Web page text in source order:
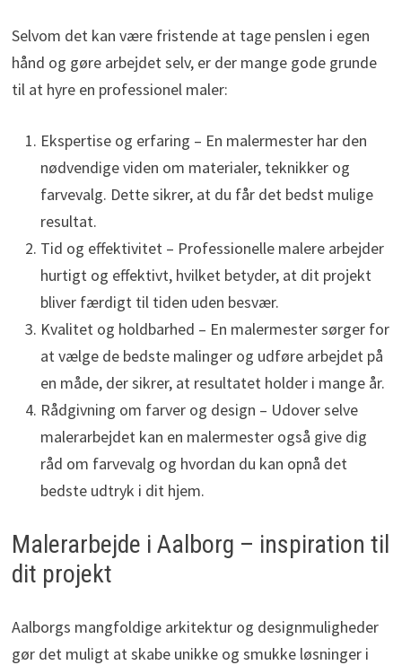
Selvom det kan være fristende at tage penslen i egen
hånd og gøre arbejdet selv, er der mange gode grunde
til at hyre en professionel maler:
Ekspertise og erfaring – En malermester har den
nødvendige viden om materialer, teknikker og
farvevalg. Dette sikrer, at du får det bedst mulige
resultat.
Tid og effektivitet – Professionelle malere arbejder
hurtigt og effektivt, hvilket betyder, at dit projekt
bliver færdigt til tiden uden besvær.
Kvalitet og holdbarhed – En malermester sørger for
at vælge de bedste malinger og udføre arbejdet på
en måde, der sikrer, at resultatet holder i mange år.
Rådgivning om farver og design – Udover selve
malerarbejdet kan en malermester også give dig
råd om farvevalg og hvordan du kan opnå det
bedste udtryk i dit hjem.
Malerarbejde i Aalborg – inspiration til
dit projekt
Aalborgs mangfoldige arkitektur og designmuligheder
gør det muligt at skabe unikke og smukke løsninger i